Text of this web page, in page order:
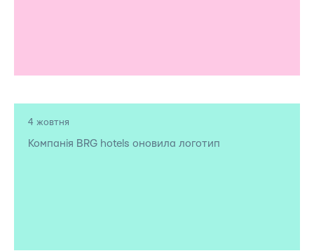
4 жовтня
Компанія BRG hotels оновила логотип